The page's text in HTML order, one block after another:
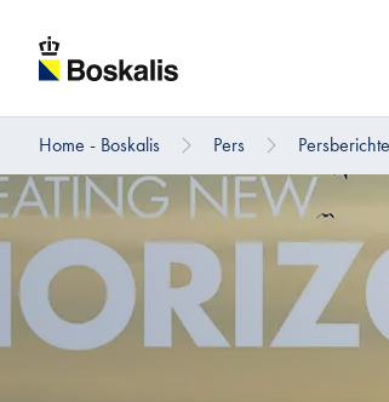
Direct naar hoofdinhoud
Home - Boskalis Pers